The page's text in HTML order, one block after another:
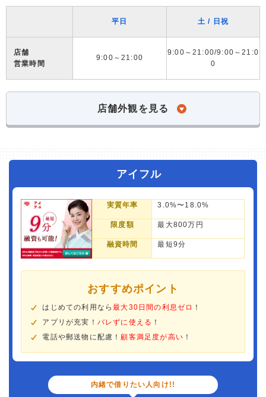
平日 土 / 日祝
店舗
営業時間
9:00～21:00
9:00～21:00/9:00～21:0
0
店舗外観を見る
アイフル
実質年率 3.0%〜18.0%
限度額 最大800万円
融資時間 最短9分
おすすめポイント
はじめての利用なら最大30日間の利息ゼロ ！
アプリが充実！ バレずに使える ！
電話や郵送物に配慮！顧客満足度が高い ！
内緒で借りたい人向け!!